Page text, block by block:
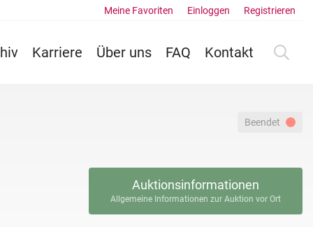
Karriere Über uns FAQ Kontakt
Meine Favoriten Einloggen Registrieren
Beendet
Auktionsinformationen
Allgemeine Informationen zur Auktion vor Ort